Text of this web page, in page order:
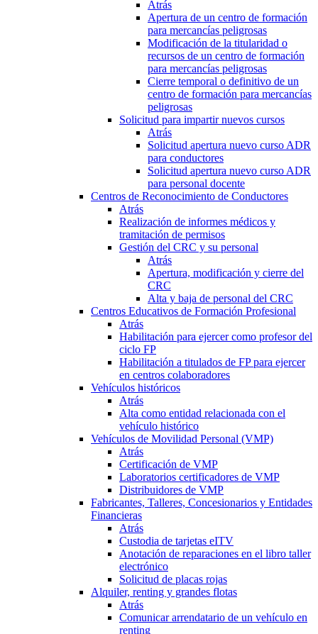
Atrás
Apertura de un centro de formación
para mercancías peligrosas
Modificación de la titularidad o
recursos de un centro de formación
para mercancías peligrosas
Cierre temporal o definitivo de un
centro de formación para mercancías
peligrosas
Solicitud para impartir nuevos cursos
Atrás
Solicitud apertura nuevo curso ADR
para conductores
Solicitud apertura nuevo curso ADR
para personal docente
Centros de Reconocimiento de Conductores
Atrás
Realización de informes médicos y
tramitación de permisos
Gestión del CRC y su personal
Atrás
Apertura, modificación y cierre del
CRC
Alta y baja de personal del CRC
Centros Educativos de Formación Profesional
Atrás
Habilitación para ejercer como profesor del
ciclo FP
Habilitación a titulados de FP para ejercer
en centros colaboradores
Vehículos históricos
Atrás
Alta como entidad relacionada con el
vehículo histórico
Vehículos de Movilidad Personal (VMP)
Atrás
Certificación de VMP
Laboratorios certificadores de VMP
Distribuidores de VMP
Fabricantes, Talleres, Concesionarios y Entidades
Financieras
Atrás
Custodia de tarjetas eITV
Anotación de reparaciones en el libro taller
electrónico
Solicitud de placas rojas
Alquiler, renting y grandes flotas
Atrás
Comunicar arrendatario de un vehículo en
renting